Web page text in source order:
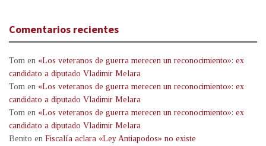
Comentarios recientes
Tom en «Los veteranos de guerra merecen un reconocimiento»: ex
candidato a diputado Vladimir Melara
Tom en «Los veteranos de guerra merecen un reconocimiento»: ex
candidato a diputado Vladimir Melara
Tom en «Los veteranos de guerra merecen un reconocimiento»: ex
candidato a diputado Vladimir Melara
Benito en Fiscalía aclara «Ley Antiapodos» no existe